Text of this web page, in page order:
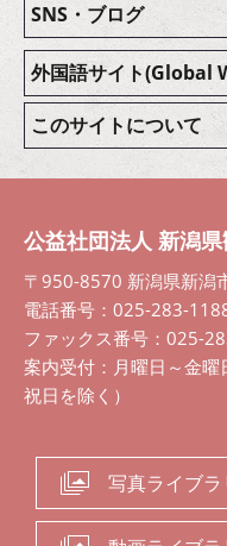
SNS・ブログ
外国語サイト(Global
このサイトについて
公益社団法人 新潟
〒950-8570 新潟県新潟
電話番号：025-283-
ファックス番号：025-
案内受付：月曜日～金
祝日を除く）
写真ライブラ